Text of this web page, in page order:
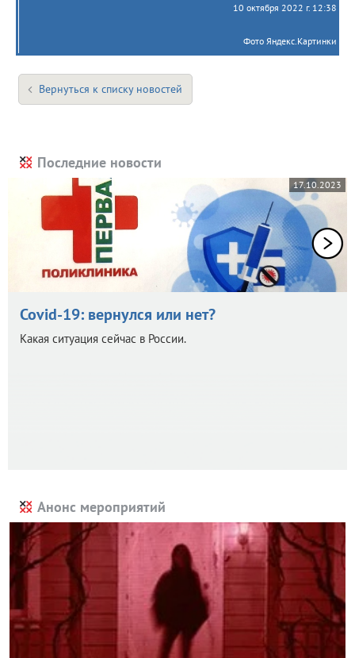
10 октября 2022 г. 12:38
Фото Яндекс.Картинки
Вернуться к списку новостей
Последние новости
17.10.2023
Covid-19: вернулся или нет?
Какая ситуация сейчас в России.
Анонс мероприятий